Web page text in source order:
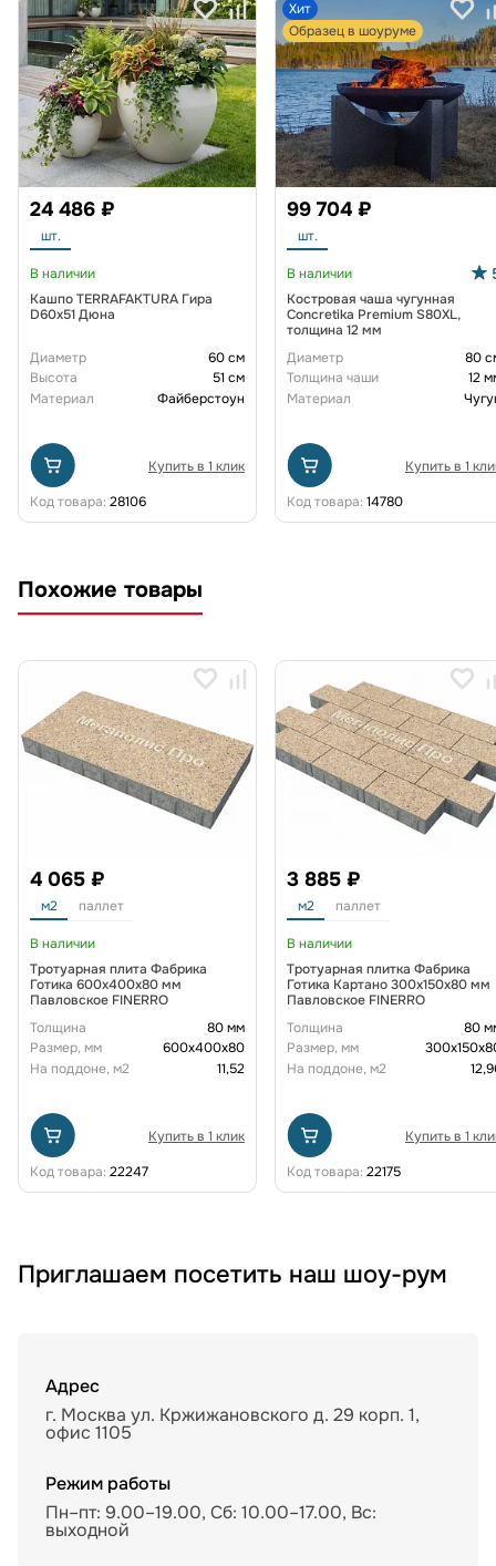
24 486 ₽
шт.
В наличии
Кашпо TERRAFAKTURA Гира
D60х51 Дюна
Диаметр
60 см
Высота
51 см
Материал
Файберстоун
Купить в 1 клик
Код товара: 28106
Хит
Образец в шоуруме
99 704 ₽
шт.
В наличии
Костровая чаша чугунная
Concretika Premium S80XL,
толщина 12 мм
Диаметр
80
Толщина чаши
12
Материал
Купить в 1
Код товара: 14780
Похожие товары
4 065 ₽
м2 паллет
В наличии
Тротуарная плита Фабрика
Готика 600х400х80 мм
Павловское FINERRO
Толщина
80 мм
Размер, мм
600х400х80
На поддоне, м2
11,52
Купить в 1 клик
Код товара: 22247
3 885 ₽
м2 паллет
В наличии
Тротуарная плитка Фабрика
Готика Картано 300х150х80 мм
Павловское FINERRO
Толщина
80
Размер, мм
На поддоне, м2
Купить в 1
Код товара: 22175
Приглашаем посетить наш шоу-рум
Адрес
г. Москва ул. Кржижановского д. 29 корп. 1,
офис 1105
Режим работы
Пн–пт: 9.00–19.00, Сб: 10.00–17.00, Вс:
выходной